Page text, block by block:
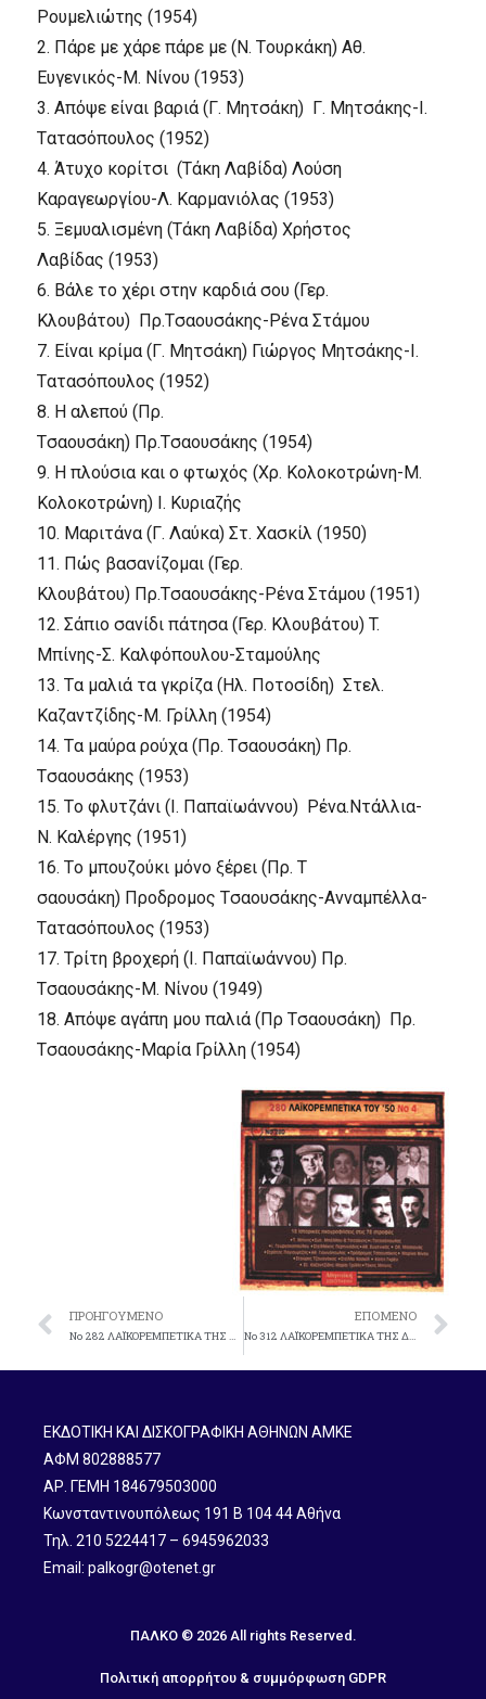
Pουμελιώτης (1954)
2. Πάρε με χάρε πάρε με (N. Tουρκάκη) Aθ.
Eυγενικός-M. Nίνου (1953)
3. Aπόψε είναι βαριά (Γ. Mητσάκη) Γ. Mητσάκης-I.
Tατασόπουλος (1952)
4. Άτυχο κορίτσι (Tάκη Λαβίδα) Λούση
Kαραγεωργίου-Λ. Kαρμανιόλας (1953)
5. Ξεμυαλισμένη (Tάκη Λαβίδα)Xρήστος
Λαβίδας (1953)
6. Bάλε το χέρι στην καρδιά σου (Γερ.
Kλουβάτου) Πρ.Tσαουσάκης-Pένα Στάμου
7. Eίναι κρίμα (Γ. Mητσάκη) Γιώργος Mητσάκης-I.
Tατασόπουλος (1952)
8. H αλεπού (Πρ.
Tσαουσάκη)Πρ.Tσαουσάκης (1954)
9. H πλούσια και ο φτωχός (Xρ. Kολοκοτρώνη-M.
Kολοκοτρώνη) I. Kυριαζής
10. Mαριτάνα (Γ. Λαύκα)Στ. Xασκίλ (1950)
11. Πώς βασανίζομαι (Γερ.
Kλουβάτου)Πρ.Tσαουσάκης-Pένα Στάμου (1951)
12. Σάπιο σανίδι πάτησα (Γερ. Kλουβάτου) T.
Mπίνης-Σ. Kαλφόπουλου-Σταμούλης
13. Tα μαλιά τα γκρίζα (Hλ. Ποτοσίδη) Στελ.
Kαζαντζίδης-M. Γρίλλη (1954)
14. Tα μαύρα ρούχα (Πρ. Tσαουσάκη)Πρ.
Tσαουσάκης (1953)
15. Tο φλυτζάνι (I. Παπαϊωάννου) Pένα.Nτάλλια-
N. Kαλέργης (1951)
16. Tο μπουζούκι μόνο ξέρει (Πρ. T
σαουσάκη)Προδρομος Tσαουσάκης-Aνναμπέλλα-
Tατασόπουλος (1953)
17. Tρίτη βροχερή (I. Παπαϊωάννου) Πρ.
Tσαουσάκης-M. Nίνου (1949)
18. Aπόψε αγάπη μου παλιά (Πρ Tσαουσάκη) Πρ.
Tσαουσάκης-Mαρία Γρίλλη(1954)
ΠΡΟΗΓΟΎΜΕΝΟ
Nο 282 ΛAΪKOPEMΠETIKA THΣ ΔEKAETIAΣ TOY ’50 Nο 3
ΕΠΌΜΕΝΟ
Nο 312 ΛAΪKOPEMΠETIKA THΣ ΔEKAETΊAΣ TOY ’50 Nο 5
ΕΚΔΟΤΙΚΗ ΚΑΙ ΔΙΣΚΟΓΡΑΦΙΚΗ ΑΘΗΝΩΝ ΑΜΚΕ
ΑΦΜ 802888577
ΑΡ. ΓΕΜΗ 184679503000
Κωνσταντινουπόλεως 191 B 104 44 Αθήνα
Τηλ. 210 5224417 – 6945962033
Email: palkogr@otenet.gr
ΠΑΛΚΟ © 2026 All rights Reserved.
Πολιτική απορρήτου & συμμόρφωση GDPR